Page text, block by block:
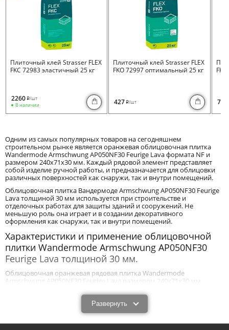
Плиточный клей Strasser FLEX
FKC 72983 эластичный 25 кг
2260 i/шт
В наличии
Плиточный клей Strasser FLEX
FKO 72997 оптимальный 25 кг
427 i/шт 730
Одним из самых популярных товаров на сегодняшнем
строительном рынке является оранжевая облицовочная плитка
Wandermode Armschwung AP050NF30 Feurige Lava формата NF и
размером 240x71x30 мм. Каждый рядовой элемент представляет
собой изделие ручной работы, и предназначается для облицовки
различных поверхностей как снаружи, так и внутри помещений.
Облицовочная плитка Вандермоде Armschwung AP050NF30 Feurige
Lava толщиной 30 мм используется при строительстве и
отделочных работах для защиты зданий и сооружений. Не
меньшую роль она играет и в создании декоративного
оформления как снаружи, так и внутри помещений.
Характеристики и применение облицовочной
плитки Wandermode Armschwung AP050NF30
Feurige Lava толщиной 30 мм.
Облицовочная оранжевая рядовая плитка Wandermode
Armschwung AP050NF30 Feurige Lava размером 240x71x30 мм
характеристикам эффективно защищает постройки от
механического воздействия и влияния негативных природных
факторов. Оптимальная толщина 30 мм позволяет создавать так
Развернуть